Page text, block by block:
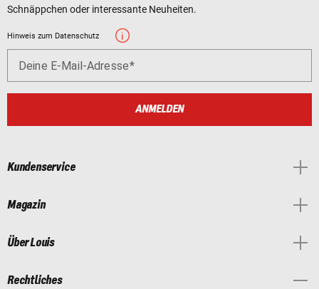
Schnäppchen oder interessante Neuheiten.
Hinweis zum Datenschutz
Deine E-Mail-Adresse
ANMELDEN
Kundenservice
Magazin
Über Louis
Rechtliches